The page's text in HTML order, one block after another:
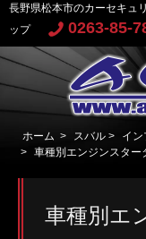
長野県松本市のカーセキュ
ップ
0263-85-
ホーム > スバル > イ
> 車種別エンジンスター
車種別エ